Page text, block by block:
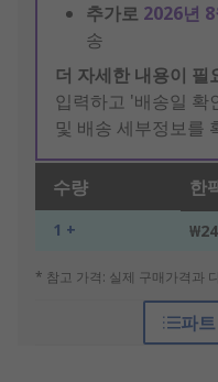
추가로 2026년
송
더 자세한 내용이 필
입력하고 '배송일 확
및 배송 세부정보를
수량 한
1 +
* 참고 가격: 실제 구매가격과
파